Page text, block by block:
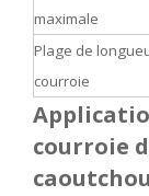
maximale
Plage de
courroie
courroie